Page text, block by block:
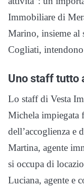
Immobiliare di
Marino, insieme al
Cogliati,
Uno staff tutto
Lo staff di Vesta
Michela impiegata
dell’accoglienza e
Martina, agente
si occupa di
Luciana, agente e